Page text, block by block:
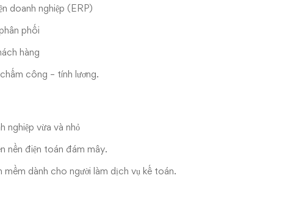
doanh nghiệp (ERP)
phối
hàng
công – tính lương.
nghiệp vừa và nhỏ
nền điện toán đám mây.
dành cho người làm dịch vụ kế toán.